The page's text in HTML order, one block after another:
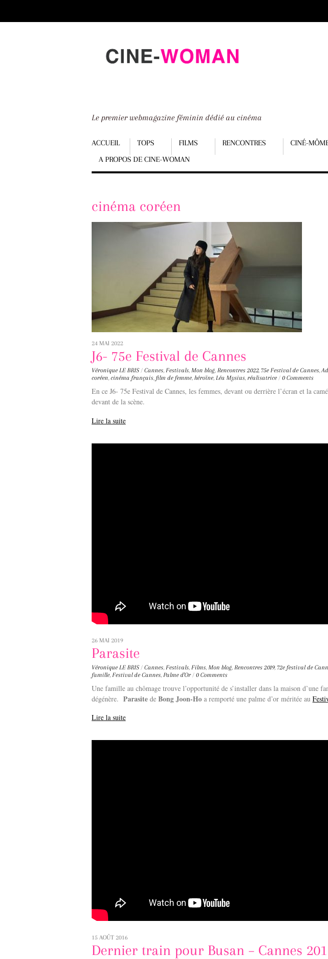
down
Le premier webmagazine féminin dédié au cinéma
Menu
ACCUEIL TOPS FILMS RENCONTRES CINÉ-
A PROPOS DE CINE-WOMAN
Scroll
content
cinéma coréen
24 MAI 2022
J6- 75e Festival de Cannes
Véronique LE BRIS / Cannes, Festivals, Mon blog, Rencontres 2022, 75e Festival de Cannes,
coréen, cinéma français, film de femme, héroïne, Léa Mysius, réalisatrice / 0 Comments
En ce J6- 75e Festival de Cannes, les femmes, devant ou derrière l’écran et la
devant de la scène.
Lire la suite
26 MAI 2019
Parasite
Véronique LE BRIS / Cannes, Festivals, Films, Mon blog, Rencontres 2019, 72e festival de
famille, Festival de Cannes, Palme d'Or / 0 Comments
Une famille au chômage trouve l’opportunité de s’installer dans la maison d’une
dégénère. Parasite de Bong Joon-Ho a remporté une palme d’or méritée au
Lire la suite
15 AOÛT 2016
Dernier train pour Busan – Cannes